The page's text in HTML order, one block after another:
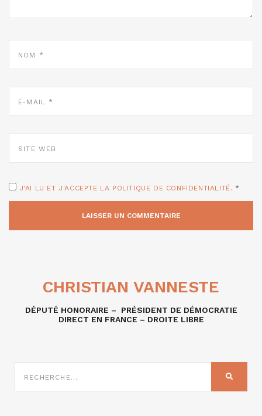
MAIL
WEB
J'AI LU ET J'ACCEPTE LA POLITIQUE DE CONFIDENTIALITÉ. *
CHRISTIAN VANNESTE
DÉPUTÉ HONORAIRE – PRÉSIDENT DE DÉMOCRATIE
DIRECT EN FRANCE – DROITE LIBRE
SUR